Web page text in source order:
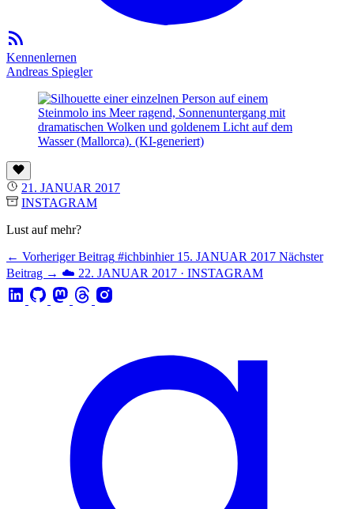
Kennenlernen
Andreas Spiegler
21. JANUAR 2017
INSTAGRAM
Lust auf mehr?
← Vorheriger Beitrag #ichbinhier 15. JANUAR 2017 Nächster
Beitrag → ☁️ 22. JANUAR 2017 · INSTAGRAM